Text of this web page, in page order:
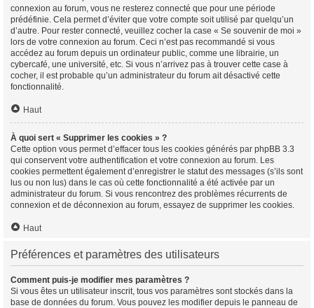
connexion au forum, vous ne resterez connecté que pour une période
prédéfinie. Cela permet d’éviter que votre compte soit utilisé par quelqu’un
d’autre. Pour rester connecté, veuillez cocher la case « Se souvenir de moi »
lors de votre connexion au forum. Ceci n’est pas recommandé si vous
accédez au forum depuis un ordinateur public, comme une librairie, un
cybercafé, une université, etc. Si vous n’arrivez pas à trouver cette case à
cocher, il est probable qu’un administrateur du forum ait désactivé cette
fonctionnalité.
Haut
À quoi sert « Supprimer les cookies » ?
Cette option vous permet d’effacer tous les cookies générés par phpBB 3.3
qui conservent votre authentification et votre connexion au forum. Les
cookies permettent également d’enregistrer le statut des messages (s’ils sont
lus ou non lus) dans le cas où cette fonctionnalité a été activée par un
administrateur du forum. Si vous rencontrez des problèmes récurrents de
connexion et de déconnexion au forum, essayez de supprimer les cookies.
Haut
Préférences et paramètres des utilisateurs
Comment puis-je modifier mes paramètres ?
Si vous êtes un utilisateur inscrit, tous vos paramètres sont stockés dans la
base de données du forum. Vous pouvez les modifier depuis le panneau de